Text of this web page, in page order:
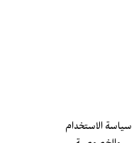
سياسة الاستخدام